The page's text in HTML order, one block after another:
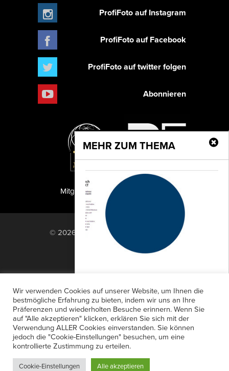
MEHR ZUM THEMA
Preis für Technikjournalismus
und Technikfotografie
Der Preis für Technikjournalismus und
Technikfotografie PUNKT der Acatech
– Deutsche Akademie der
ProfiFoto auf Instagram
ProfiFoto auf Facebook
ProfiFoto auf twitter folgen
Abonnieren
PF Publishing GmbH
Mitglied der TIPA
© 2026 PF Publishing GmbH. All rights
reserved.
Anzeigensuche
Shop
Zahlungsarten
Widerrufsbelehrung
Datenschutz
AGB
Newsletter-Anmeldung
Verträge hier kündigen
Mein Account
Passwort vergessen
Wir verwenden Cookies auf unserer Website, um Ihnen die
bestmögliche Erfahrung zu bieten, indem wir uns an Ihre
Präferenzen und wiederholten Besuche erinnern. Wenn Sie
auf "Alle akzeptieren" klicken, erklären Sie sich mit der
Verwendung ALLER Cookies einverstanden. Sie können
jedoch die "Cookie-Einstellungen" besuchen, um eine
kontrollierte Zustimmung zu erteilen.
Cookie-Einstellungen Alle akzeptieren